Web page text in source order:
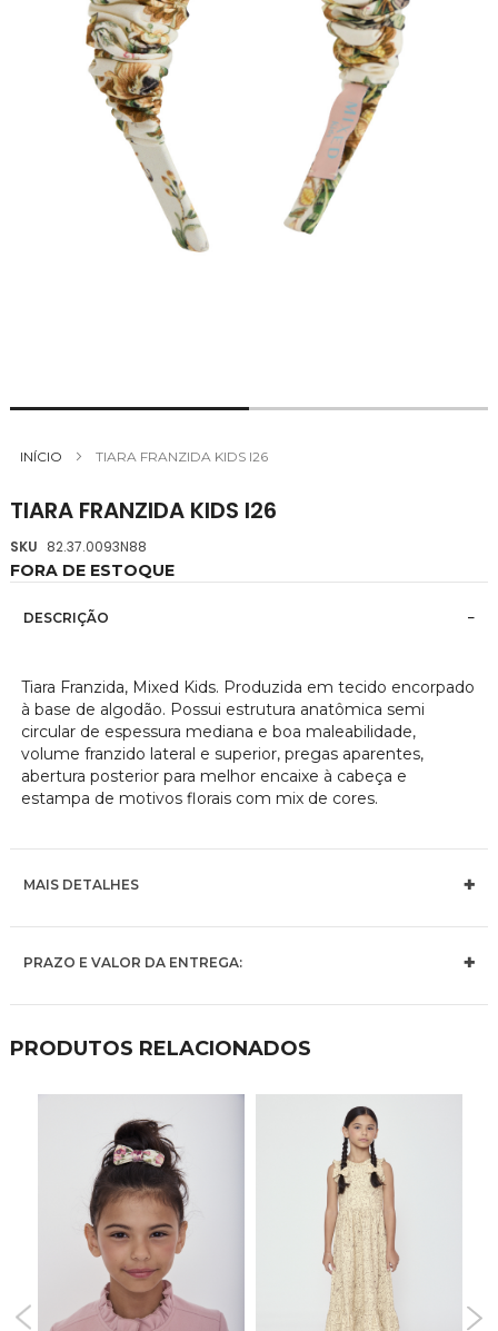
INÍCIO TIARA FRANZIDA KIDS I26
TIARA FRANZIDA KIDS I26
SKU 82.37.0093N88
FORA DE ESTOQUE
DESCRIÇÃO
Tiara Franzida, Mixed Kids. Produzida em tecido encorpado
à base de algodão. Possui estrutura anatômica semi
circular de espessura mediana e boa maleabilidade,
volume franzido lateral e superior, pregas aparentes,
abertura posterior para melhor encaixe à cabeça e
estampa de motivos florais com mix de cores.
MAIS DETALHES
PRAZO E VALOR DA ENTREGA:
para
da
Galeria
de
imagens
PRODUTOS RELACIONADOS